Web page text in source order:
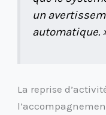
un
automatique.
La reprise